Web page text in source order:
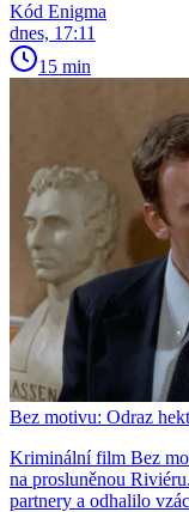
Kód Enigma
dnes, 17:11
15 min
Bez motivu: Odraz
Kriminální film Bez
na prosluněnou
partnery a odhalilo